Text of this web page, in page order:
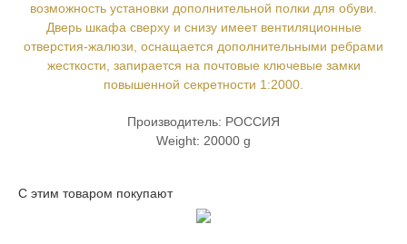
возможность установки дополнительной полки для обуви.
Дверь шкафа сверху и снизу имеет вентиляционные
отверстия-жалюзи, оснащается дополнительными ребрами
жесткости, запирается на почтовые ключевые замки
повышенной секретности 1:2000.
Производитель: РОССИЯ
Weight: 20000 g
С этим товаром покупают